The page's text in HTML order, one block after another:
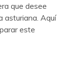
que desee
asturiana. Aquí
este